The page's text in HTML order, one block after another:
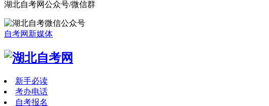
湖北自考网公众号/微信群
自考网新媒体
新手必读
考办电话
自考报名